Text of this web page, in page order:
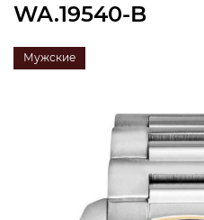
WA.19540-B
Мужские